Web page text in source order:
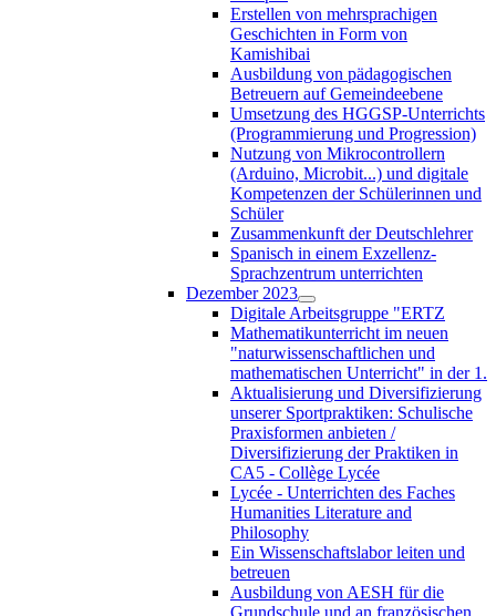
Erstellen von mehrsprachigen
Geschichten in Form von
Kamishibai
Ausbildung von pädagogischen
Betreuern auf Gemeindeebene
Umsetzung des HGGSP-Unterrichts
(Programmierung und Progression)
Nutzung von Mikrocontrollern
(Arduino, Microbit...) und digitale
Kompetenzen der Schülerinnen und
Schüler
Zusammenkunft der Deutschlehrer
Spanisch in einem Exzellenz-
Sprachzentrum unterrichten
Dezember 2023
Digitale Arbeitsgruppe "ERTZ
Mathematikunterricht im neuen
"naturwissenschaftlichen und
mathematischen Unterricht" in der 1.
Aktualisierung und Diversifizierung
unserer Sportpraktiken: Schulische
Praxisformen anbieten /
Diversifizierung der Praktiken in
CA5 - Collège Lycée
Lycée - Unterrichten des Faches
Humanities Literature and
Philosophy
Ein Wissenschaftslabor leiten und
betreuen
Ausbildung von AESH für die
Grundschule und an französischen